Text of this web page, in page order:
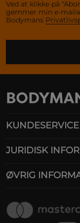
Ved at klikke på
gemmer min e-
Bodymans
KUNDESERVICE
JURIDISK
ØVRIG